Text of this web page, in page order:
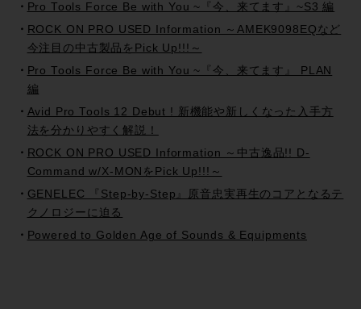
Pro Tools Force Be with You ~『今、来てます』~S3 編
ROCK ON PRO USED Information ～AMEK9098EQなど
今注目の中古製品をPick Up!!!～
Pro Tools Force Be with You ~『今、来てます』 PLAN
編
Avid Pro Tools 12 Debut ! 新機能や新しくなった入手方
法を分かりやすく解説！
ROCK ON PRO USED Information ～中古逸品!! D-
Command w/X-MONをPick Up!!!～
GENELEC 『Step-by-Step』原音忠実再生のコアとなるテ
クノロジーに迫る
Powered to Golden Age of Sounds & Equipments